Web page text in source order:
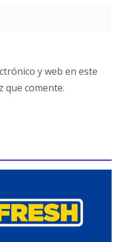
y web en este
que comente.